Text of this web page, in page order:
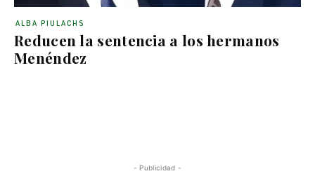
Reducen la sentencia a los hermanos
Menéndez
ALBA PIULACHS
- Publicidad -